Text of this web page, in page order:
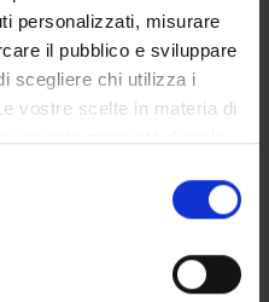
personalizzati, misurare
il pubblico e sviluppare
scegliere chi utilizza i
vostre scelte in materia di
consenso in qualsiasi
sui cookie o facendo clic